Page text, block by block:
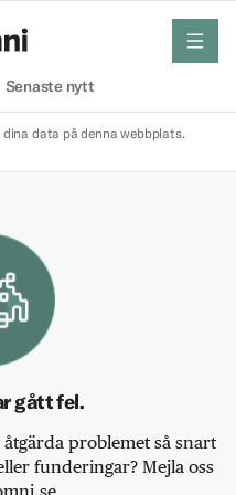
Senaste nytt
meny
data på denna webbplats.
gått fel.
problemet så snart
funderingar? Mejla oss